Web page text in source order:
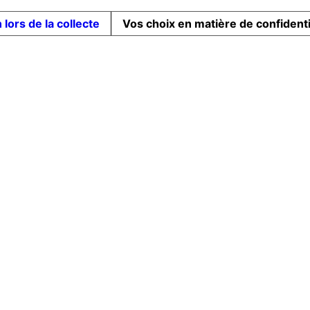
lors de la collecte Vos choix en matière de